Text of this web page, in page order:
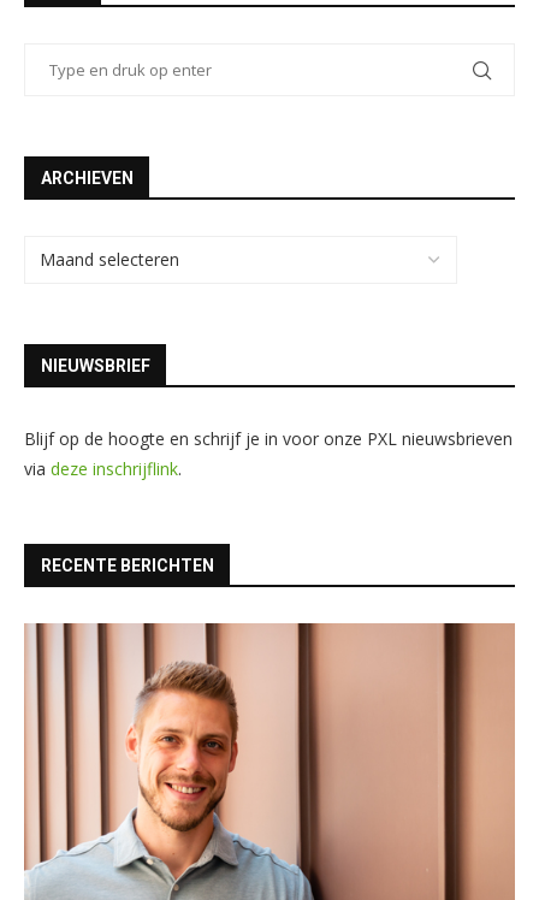
ARCHIEVEN
NIEUWSBRIEF
Blijf op de hoogte en schrijf je in voor onze PXL nieuwsbrieven
via deze inschrijflink.
RECENTE BERICHTEN